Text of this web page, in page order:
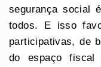
segurança social
todos. E isso
participativas, de
do espaço fiscal